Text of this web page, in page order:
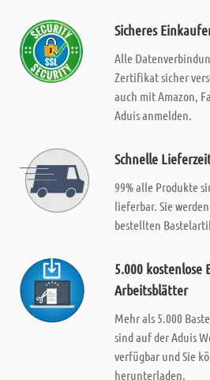
Sicheres
Alle
Zertifikat sicher
auch mit Amazon,
Aduis anmelden.
Schnelle
99% alle Produkte
lieferbar. Sie
bestellten
5.000 kostenlose
Arbeitsblätter
Mehr als 5.000
sind auf der Aduis
verfügbar und Sie
herunterladen.